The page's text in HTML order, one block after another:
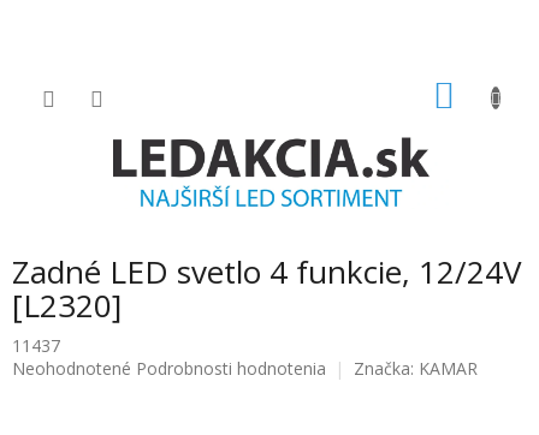
Zadné LED svetlo 4 funkcie, 12/24V
[L2320]
11437
Priemerné
Neohodnotené Podrobnosti hodnotenia Značka: KAMAR